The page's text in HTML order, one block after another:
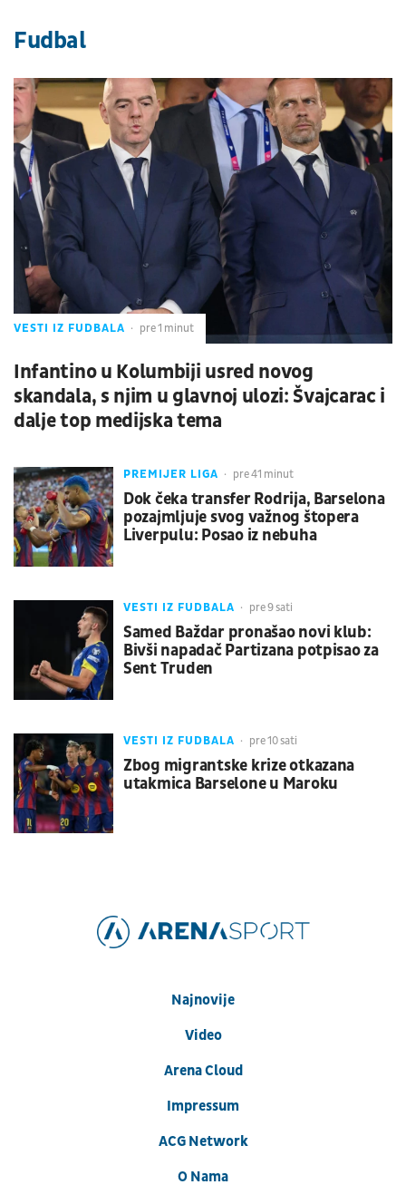
Fudbal
VESTI IZ FUDBALA pre 1 minut
Infantino u Kolumbiji usred novog
skandala, s njim u glavnoj ulozi: Švajcarac i
dalje top medijska tema
PREMIJER LIGA pre 41 minut
Dok čeka transfer Rodrija, Barselona
pozajmljuje svog važnog štopera
Liverpulu: Posao iz nebuha
VESTI IZ FUDBALA pre 9 sati
Samed Baždar pronašao novi klub:
Bivši napadač Partizana potpisao za
Sent Truden
VESTI IZ FUDBALA pre 10 sati
Zbog migrantske krize otkazana
utakmica Barselone u Maroku
Najnovije
Video
Arena Cloud
Impressum
ACG Network
O Nama